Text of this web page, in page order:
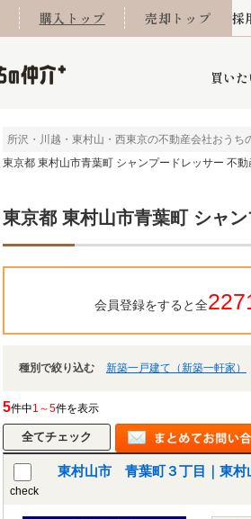
購入トップ 売却トップ 採
買いた
川越市 入間市 飯能市 狭
所沢・川越・東村山・西東京の不動産会社おうち
東京都 東村山市青葉町 シャンプードレッサー 不動
東京都 東村山市青葉町 シャ
会員登録をすると全
種別で絞り込む 新築一戸建て（新築一軒家）
5件中1～5件を表示
check
東村山市 青葉町３丁目｜東村